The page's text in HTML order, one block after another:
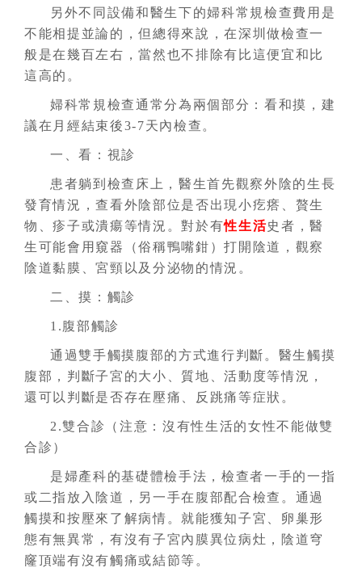
另外不同設備和醫生下的婦科常規檢查費用是
不能相提並論的，但總得來說，在深圳做檢查一
般是在幾百左右，當然也不排除有比這便宜和比
這高的。
婦科常規檢查通常分為兩個部分：看和摸，建
議在月經結束後3-7天內檢查。
一、看：視診
患者躺到檢查床上，醫生首先觀察外陰的生長
發育情況，查看外陰部位是否出現小疙瘩、贅生
物、疹子或潰瘍等情況。對於有性生活史者，醫
生可能會用窺器（俗稱鴨嘴鉗）打開陰道，觀察
陰道黏膜、宮頸以及分泌物的情況。
二、摸：觸診
1.腹部觸診
通過雙手觸摸腹部的方式進行判斷。醫生觸摸
腹部，判斷子宮的大小、質地、活動度等情況，
還可以判斷是否存在壓痛、反跳痛等症狀。
2.雙合診（注意：沒有性生活的女性不能做雙
合診）
是婦產科的基礎體檢手法，檢查者一手的一指
或二指放入陰道，另一手在腹部配合檢查。通過
觸摸和按壓來了解病情。就能獲知子宮、卵巢形
態有無異常，有沒有子宮內膜異位病灶，陰道穹
窿頂端有沒有觸痛或結節等。